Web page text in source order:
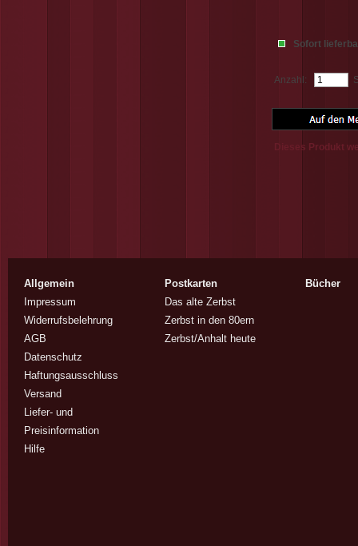
Sofort
Anzahl:
Dieses Produkt
Allgemein
Impressum
Widerrufsbelehrung
AGB
Datenschutz
Haftungsausschluss
Versand
Liefer- und
Preisinformation
Hilfe
Postkarten
Das alte Zerbst
Zerbst in den 80ern
Zerbst/Anhalt heute
Bücher